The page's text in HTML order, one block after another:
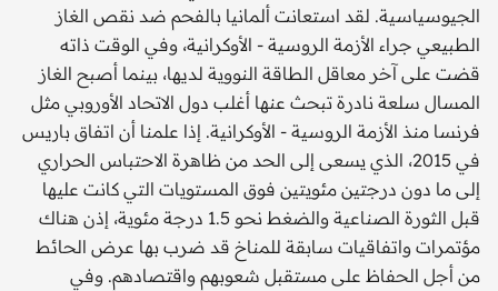
الجيوسياسية. لقد استعانت ألمانيا بالفحم ضد نقص الغاز
الطبيعي جراء الأزمة الروسية - الأوكرانية، وفي الوقت ذاته
قضت على آخر معاقل الطاقة النووية لديها، بينما أصبح الغاز
المسال سلعة نادرة تبحث عنها أغلب دول الاتحاد الأوروبي مثل
فرنسا منذ الأزمة الروسية - الأوكرانية. إذا علمنا أن اتفاق باريس
في 2015، الذي يسعى إلى الحد من ظاهرة الاحتباس الحراري
إلى ما دون درجتين مئويتين فوق المستويات التي كانت عليها
قبل الثورة الصناعية والضغط نحو 1.5 درجة مئوية، إذن هناك
مؤتمرات واتفاقيات سابقة للمناخ قد ضرب بها عرض الحائط
من أجل الحفاظ على مستقبل شعوبهم واقتصادهم. وفي